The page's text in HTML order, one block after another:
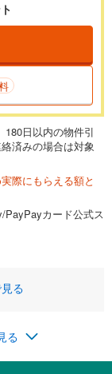
日以内の物件引
済みの場合は対象
際にもらえる額と
PayPayカード公式ス
る
る